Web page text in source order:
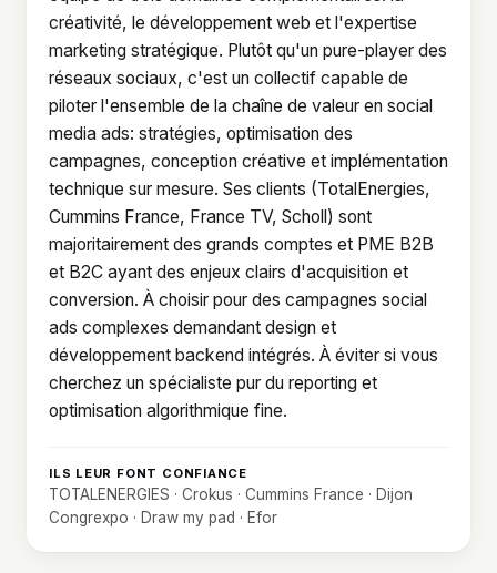
créativité, le développement web et l'expertise
marketing stratégique. Plutôt qu'un pure-player des
réseaux sociaux, c'est un collectif capable de
piloter l'ensemble de la chaîne de valeur en social
media ads: stratégies, optimisation des
campagnes, conception créative et implémentation
technique sur mesure. Ses clients (TotalEnergies,
Cummins France, France TV, Scholl) sont
majoritairement des grands comptes et PME B2B
et B2C ayant des enjeux clairs d'acquisition et
conversion. À choisir pour des campagnes social
ads complexes demandant design et
développement backend intégrés. À éviter si vous
cherchez un spécialiste pur du reporting et
optimisation algorithmique fine.
ILS LEUR FONT CONFIANCE
TOTALENERGIES · Crokus · Cummins France · Dijon
Congrexpo · Draw my pad · Efor